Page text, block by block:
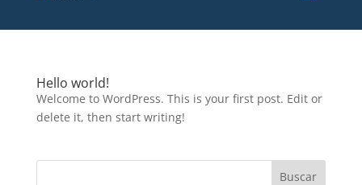
Hello world!
Welcome to WordPress. This is your first post. Edit or
delete it, then start writing!
Buscar